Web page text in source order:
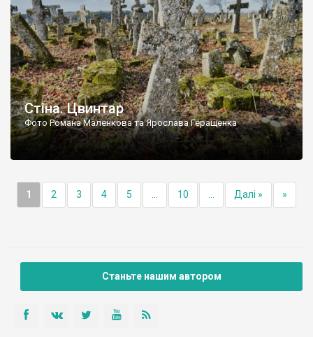
Стіна. Цвинтар
Фото Романа Маленкова та Ярослава Геращенка
1 2 3 4 5 10 Далі » »
Станьте нашим автором